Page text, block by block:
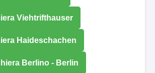
Viehtrifthauser
Haideschachen
Berlino - Berlin